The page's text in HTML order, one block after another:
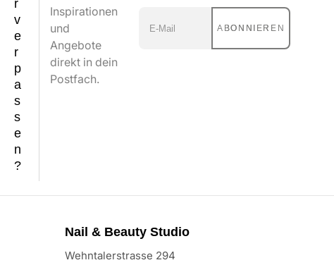
r
v
e
r
p
a
s
s
e
n
?
Inspirationen
und
Angebote
direkt in dein
Postfach.
ABONNIEREN
Nail & Beauty Studio
Wehntalerstrasse 294